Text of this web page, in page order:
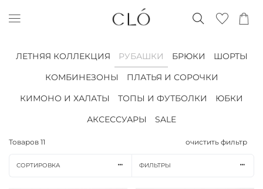
ЛЕТНЯЯ КОЛЛЕКЦИЯ РУБАШКИ БРЮКИ
ШОРТЫ
КОМБИНЕЗОНЫ
ПЛАТЬЯ И СОРОЧКИ
КИМОНО И ХАЛАТЫ
ТОПЫ И ФУТБОЛКИ
ЮБКИ
АКСЕССУАРЫ
SALE
Товаров 11 очистить фильтр
СОРТИРОВКА ФИЛЬТРЫ